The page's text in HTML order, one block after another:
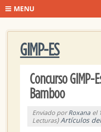
MENU
GIMP-ES
Concurso GIMP-
Bamboo
Enviado porRoxana el
Lecturas)Artículos